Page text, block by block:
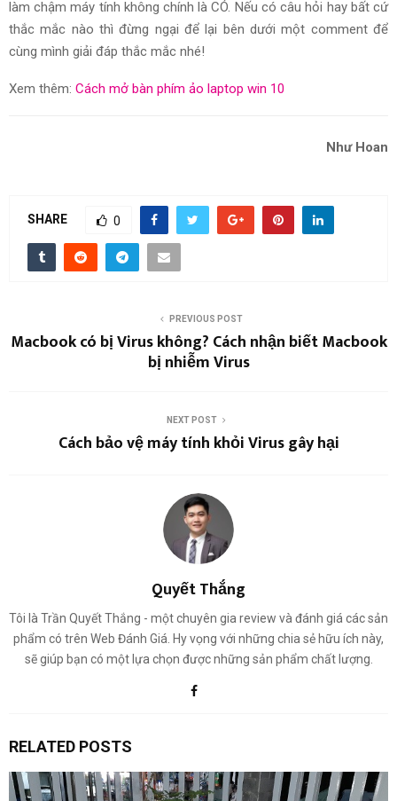
làm chậm máy tính không chính là CÓ. Nếu có câu hỏi hay bất cứ
thắc mắc nào thì đừng ngại để lại bên dưới một comment để
cùng mình giải đáp thắc mắc nhé!
Xem thêm: Cách mở bàn phím ảo laptop win 10
Như Hoan
SHARE 0
PREVIOUS POST
Macbook có bị Virus không? Cách nhận biết Macbook
bị nhiễm Virus
NEXT POST
Cách bảo vệ máy tính khỏi Virus gây hại
Quyết Thắng
Tôi là Trần Quyết Thắng - một chuyên gia review và đánh giá các sản
phẩm có trên Web Đánh Giá. Hy vọng với những chia sẻ hữu ích này,
sẽ giúp bạn có một lựa chọn được những sản phẩm chất lượng.
RELATED POSTS